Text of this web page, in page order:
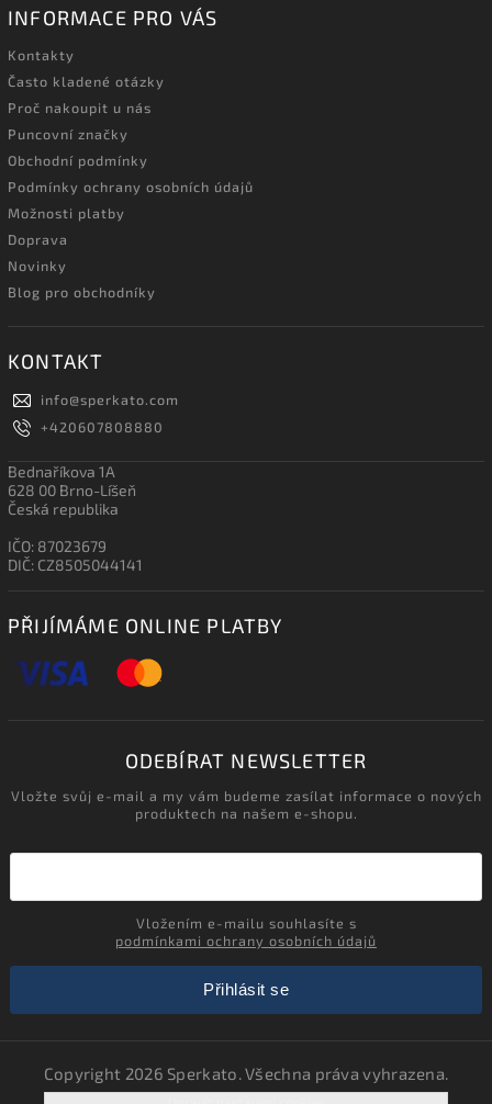
INFORMACE PRO VÁS
Kontakty
Často kladené otázky
Proč nakoupit u nás
Puncovní značky
Obchodní podmínky
Podmínky ochrany osobních údajů
Možnosti platby
Doprava
Novinky
Blog pro obchodníky
KONTAKT
info@sperkato.com
+420607808880
Bednaříkova 1A
628 00 Brno-Líšeň
Česká republika
IČO: 87023679
DIČ: CZ8505044141
PŘIJÍMÁME ONLINE PLATBY
ODEBÍRAT NEWSLETTER
Vložte svůj e-mail a my vám budeme zasílat informace o nových
produktech na našem e-shopu.
podmínkami ochrany osobních údajů
Přihlásit se
Copyright 2026 Sperkato. Všechna práva vyhrazena.